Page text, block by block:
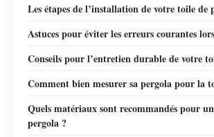
Les étapes de l’installation de votre toile de
Astuces pour éviter les erreurs courantes
Conseils pour l’entretien durable de votre
Comment bien mesurer sa pergola pour la
Quels matériaux sont recommandés pour
pergola ?